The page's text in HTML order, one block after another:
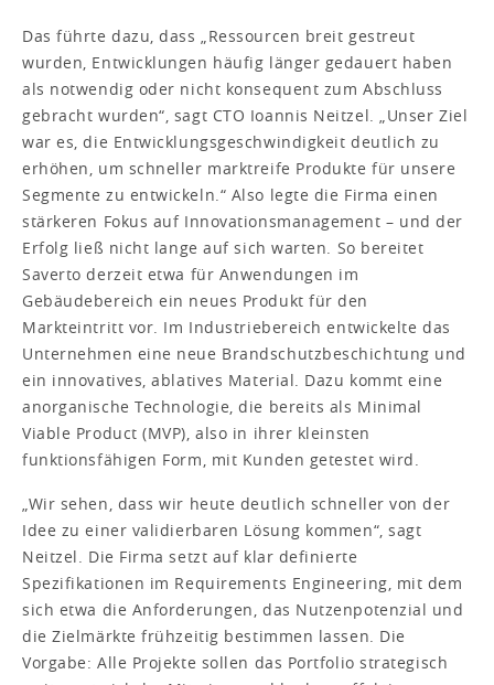
Das führte dazu, dass „Ressourcen breit gestreut
wurden, Entwicklungen häufig länger gedauert haben
als notwendig oder nicht konsequent zum Abschluss
gebracht wurden“, sagt CTO Ioannis Neitzel. „Unser Ziel
war es, die Entwicklungsgeschwindigkeit deutlich zu
erhöhen, um schneller marktreife Produkte für unsere
Segmente zu entwickeln.“ Also legte die Firma einen
stärkeren Fokus auf Innovationsmanagement – und der
Erfolg ließ nicht lange auf sich warten. So bereitet
Saverto derzeit etwa für Anwendungen im
Gebäudebereich ein neues Produkt für den
Markteintritt vor. Im Industriebereich entwickelte das
Unternehmen eine neue Brandschutzbeschichtung und
ein innovatives, ablatives Material. Dazu kommt eine
anorganische Technologie, die bereits als Minimal
Viable Product (MVP), also in ihrer kleinsten
funktionsfähigen Form, mit Kunden getestet wird.
„Wir sehen, dass wir heute deutlich schneller von der
Idee zu einer validierbaren Lösung kommen“, sagt
Neitzel. Die Firma setzt auf klar definierte
Spezifikationen im Requirements Engineering, mit dem
sich etwa die Anforderungen, das Nutzenpotenzial und
die Zielmärkte frühzeitig bestimmen lassen. Die
Vorgabe: Alle Projekte sollen das Portfolio strategisch